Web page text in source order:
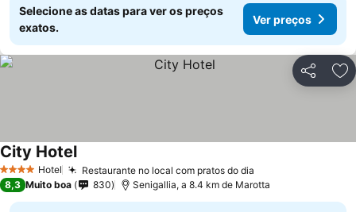
Selecione as datas para ver os preços
exatos.
Ver preços
Partilhar
4 EstrelasHotel Restaurante no local com pratos do dia
City HotelVer preços
8,3 Muito boa 830 Senigallia, a 8.4 km de Marotta